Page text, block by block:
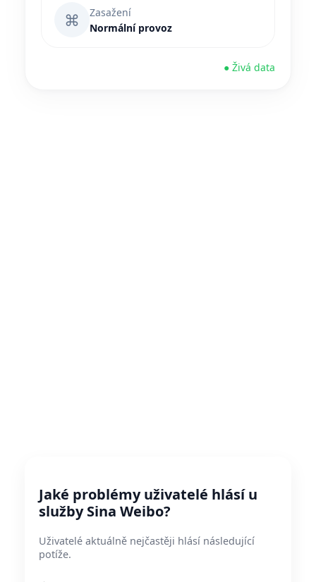
⌘
Zasažení
Normální provoz
● Živá data
Jaké problémy uživatelé hlásí u
služby Sina Weibo?
Uživatelé aktuálně nejčastěji hlásí následující
potíže.